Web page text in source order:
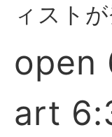
ィスト
art